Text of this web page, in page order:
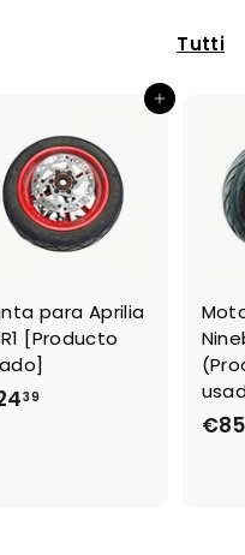
Tutti
Aggiungi al carrello
para Aprilia
[Producto
39
€85